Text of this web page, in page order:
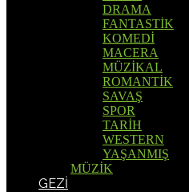
DRAMA
FANTASTİK
KOMEDİ
MACERA
MÜZİKAL
ROMANTİK
SAVAŞ
SPOR
TARİH
WESTERN
YAŞANMIŞ
MÜZİK
GEZİ